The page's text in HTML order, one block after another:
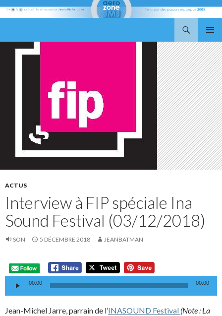
MENU
ACTUS
Interview à FIP spéciale Ina
Sound Festival (03/12/2018)
SON 5 DÉCEMBRE 2018 JEANBATMAN
00:00 00:00
Jean-Michel Jarre, parrain de l’INASOUND Festival (Note : La